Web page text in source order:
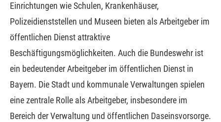
Einrichtungen wie Schulen, Krankenhäuser,
Polizeidienststellen und Museen bieten als Arbeitgeber im
öffentlichen Dienst attraktive
Beschäftigungsmöglichkeiten. Auch die Bundeswehr ist
ein bedeutender Arbeitgeber im öffentlichen Dienst in
Bayern. Die Stadt und kommunale Verwaltungen spielen
eine zentrale Rolle als Arbeitgeber, insbesondere im
Bereich der Verwaltung und öffentlichen Daseinsvorsorge.